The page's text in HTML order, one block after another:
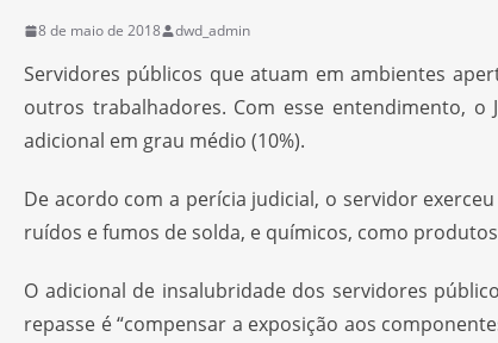
8 de maio de 2018 dwd_admin
Servidores públicos que atuam em ambientes
outros trabalhadores. Com esse entendimento, o
adicional em grau médio (10%).
De acordo com a perícia judicial, o servidor
ruídos e fumos de solda, e químicos, como
O adicional de insalubridade dos servidores
repasse é “compensar a exposição aos